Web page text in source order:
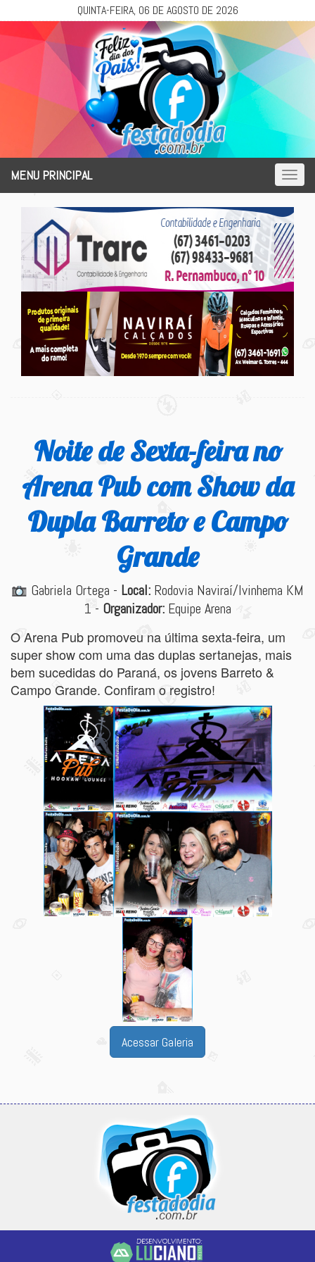
QUINTA-FEIRA, 06 DE AGOSTO DE 2026
Toggle
MENU PRINCIPAL
Noite de Sexta-feira no
Arena Pub com Show da
Dupla Barreto e Campo
Grande
Gabriela Ortega - Local:Rodovia Naviraí/Ivinhema KM
1 - Organizador: Equipe Arena
O Arena Pub promoveu na última sexta-feira, um
super show com uma das duplas sertanejas, mais
bem sucedidas do Paraná, os jovens Barreto &
Campo Grande. Confiram o registro!
Acessar Galeria